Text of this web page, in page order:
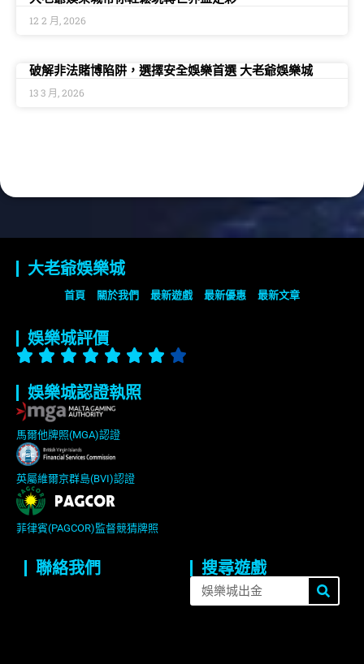
大老爺娛樂城帶你輕鬆玩轉世界盃足彩
破解非法賭博陷阱，選擇安全娛樂首選 大老爺娛樂城
大老爺娛樂城
娛樂城評價
娛樂城認證執照
馬爾他牌照(MGA)認證
英屬維爾京群島(BVI)認證
菲律賓(PAGCOR)監督競猜牌照
搜尋遊戲